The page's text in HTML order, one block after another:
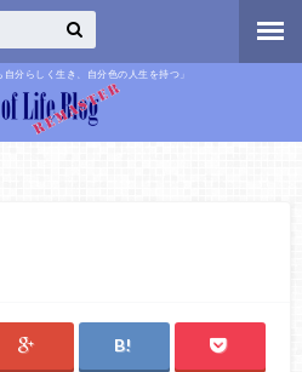
自分らしく生き、自分色の人生を持つ」